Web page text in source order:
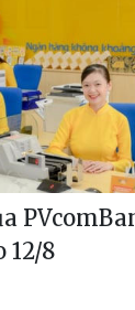
12/8